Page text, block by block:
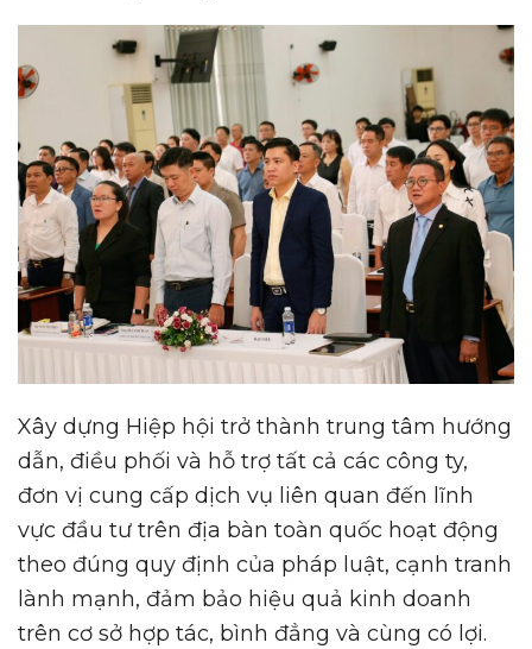
Xây dựng Hiệp hội trở thành trung tâm hướng
dẫn, điều phối và hỗ trợ tất cả các công ty,
đơn vị cung cấp dịch vụ liên quan đến lĩnh
vực đầu tư trên địa bàn toàn quốc hoạt động
theo đúng quy định của pháp luật, cạnh tranh
lành mạnh, đảm bảo hiệu quả kinh doanh
trên cơ sở hợp tác, bình đẳng và cùng có lợi.